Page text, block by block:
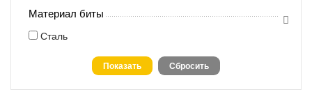
Материал биты
Сталь